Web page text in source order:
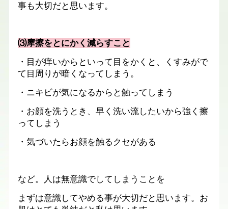
事も大切だと思います。
⑶摩擦をとにかく減らすこと
・目が痒いからといって目をかくと、くすみがで
て目周りが暗くなってしまう。
・ニキビが気になるからと触ってしまう
・お顔を洗うとき、早く洗い流したいから強く擦
ってしまう
・気づいたらお顔を触るクセがある
など。人は無意識でしてしまうことを
まずは意識してやめる事が大切だと思います。お